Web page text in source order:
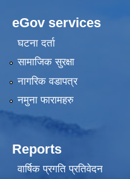
eGov services
घटना दर्ता
सामाजिक सुरक्षा
नागरिक वडापत्र
नमुना फारामहरु
Reports
वार्षिक प्रगति प्रतिवेदन